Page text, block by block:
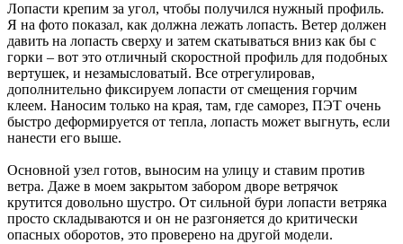
Лопасти крепим за угол, чтобы получился нужный профиль.
Я на фото показал, как должна лежать лопасть. Ветер должен
давить на лопасть сверху и затем скатываться вниз как бы с
горки – вот это отличный скоростной профиль для подобных
вертушек, и незамысловатый. Все отрегулировав,
дополнительно фиксируем лопасти от смещения горчим
клеем. Наносим только на края, там, где саморез, ПЭТ очень
быстро деформируется от тепла, лопасть может выгнуть, если
нанести его выше.
Основной узел готов, выносим на улицу и ставим против
ветра. Даже в моем закрытом забором дворе ветрячок
крутится довольно шустро. От сильной бури лопасти ветряка
просто складываются и он не разгоняется до критически
опасных оборотов, это проверено на другой модели.